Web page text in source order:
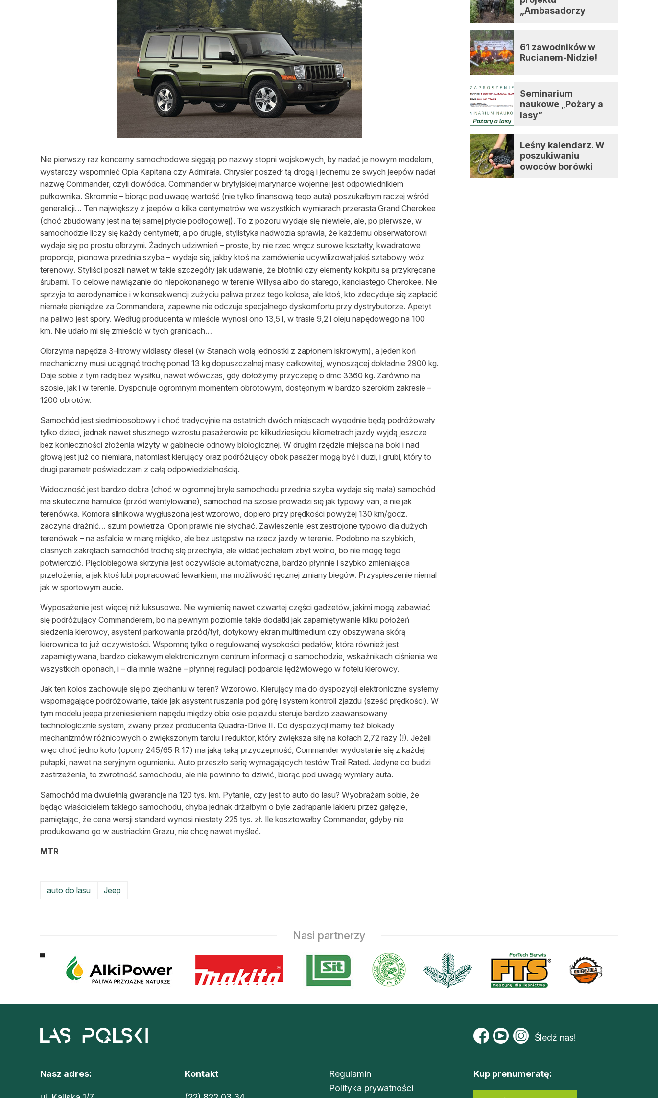
Lasy prywatne
Nie pierwszy raz koncerny samochodowe sięgają po nazwy stopni wojskowych, by nadać je nowym modelom,
wystarczy wspomnieć Opla Kapitana czy Admirała. Chrysler poszedł tą drogą i jednemu ze swych jeepów nadał
nazwę Commander, czyli dowódca. Commander w brytyjskiej marynarce wojennej jest odpowiednikiem
pułkownika. Skromnie – biorąc pod uwagę wartość (nie tylko finansową tego auta) poszukałbym raczej wśród
generalicji… Ten największy z jeepów o kilka centymetrów we wszystkich wymiarach przerasta Grand Cherokee
(choć zbudowany jest na tej samej płycie podłogowej). To z pozoru wydaje się niewiele, ale, po pierwsze, w
samochodzie liczy się każdy centymetr, a po drugie, stylistyka nadwozia sprawia, że każdemu obserwatorowi
wydaje się po prostu olbrzymi. Żadnych udziwnień – proste, by nie rzec wręcz surowe kształty, kwadratowe
proporcje, pionowa przednia szyba – wydaje się, jakby ktoś na zamówienie ucywilizował jakiś sztabowy wóz
terenowy. Styliści poszli nawet w takie szczegóły jak udawanie, że błotniki czy elementy kokpitu są przykręcane
śrubami. To celowe nawiązanie do niepokonanego w terenie Willysa albo do starego, kanciastego Cherokee. Nie
sprzyja to aerodynamice i w konsekwencji zużyciu paliwa przez tego kolosa, ale ktoś, kto zdecyduje się zapłacić
niemałe pieniądze za Commandera, zapewne nie odczuje specjalnego dyskomfortu przy dystrybutorze. Apetyt
na paliwo jest spory. Według producenta w mieście wynosi ono 13,5 l, w trasie 9,2 l oleju napędowego na 100
km. Nie udało mi się zmieścić w tych granicach…
Olbrzyma napędza 3-litrowy widlasty diesel (w Stanach wolą jednostki z zapłonem iskrowym), a jeden koń
mechaniczny musi uciągnąć trochę ponad 13 kg dopuszczalnej masy całkowitej, wynoszącej dokładnie 2900 kg.
Daje sobie z tym radę bez wysiłku, nawet wówczas, gdy dołożymy przyczepę o dmc 3360 kg. Zarówno na
szosie, jak i w terenie. Dysponuje ogromnym momentem obrotowym, dostępnym w bardzo szerokim zakresie –
1200 obrotów.
Samochód jest siedmioosobowy i choć tradycyjnie na ostatnich dwóch miejscach wygodnie będą podróżowały
tylko dzieci, jednak nawet słusznego wzrostu pasażerowie po kilkudziesięciu kilometrach jazdy wyjdą jeszcze
bez konieczności złożenia wizyty w gabinecie odnowy biologicznej. W drugim rzędzie miejsca na boki i nad
głową jest już co niemiara, natomiast kierujący oraz podróżujący obok pasażer mogą być i duzi, i grubi, który to
drugi parametr poświadczam z całą odpowiedzialnością.
Widoczność jest bardzo dobra (choć w ogromnej bryle samochodu przednia szyba wydaje się mała) samochód
ma skuteczne hamulce (przód wentylowane), samochód na szosie prowadzi się jak typowy van, a nie jak
terenówka. Komora silnikowa wygłuszona jest wzorowo, dopiero przy prędkości powyżej 130 km/godz.
zaczyna drażnić… szum powietrza. Opon prawie nie słychać. Zawieszenie jest zestrojone typowo dla dużych
terenówek – na asfalcie w miarę miękko, ale bez ustępstw na rzecz jazdy w terenie. Podobno na szybkich,
ciasnych zakrętach samochód trochę się przechyla, ale widać jechałem zbyt wolno, bo nie mogę tego
potwierdzić. Pięciobiegowa skrzynia jest oczywiście automatyczna, bardzo płynnie i szybko zmieniająca
przełożenia, a jak ktoś lubi popracować lewarkiem, ma możliwość ręcznej zmiany biegów. Przyspieszenie niemal
jak w sportowym aucie.
Wyposażenie jest więcej niż luksusowe. Nie wymienię nawet czwartej części gadżetów, jakimi mogą zabawiać
się podróżujący Commanderem, bo na pewnym poziomie takie dodatki jak zapamiętywanie kilku położeń
siedzenia kierowcy, asystent parkowania przód/tył, dotykowy ekran multimedium czy obszywana skórą
kierownica to już oczywistości. Wspomnę tylko o regulowanej wysokości pedałów, która również jest
zapamiętywana, bardzo ciekawym elektronicznym centrum informacji o samochodzie, wskaźnikach ciśnienia we
wszystkich oponach, i – dla mnie ważne – płynnej regulacji podparcia lędźwiowego w fotelu kierowcy.
Jak ten kolos zachowuje się po zjechaniu w teren? Wzorowo. Kierujący ma do dyspozycji elektroniczne systemy
wspomagające podróżowanie, takie jak asystent ruszania pod górę i system kontroli zjazdu (sześć prędkości). W
tym modelu jeepa przeniesieniem napędu między obie osie pojazdu steruje bardzo zaawansowany
technologicznie system, zwany przez producenta Quadra-Drive II. Do dyspozycji mamy też blokady
mechanizmów różnicowych o zwiększonym tarciu i reduktor, który zwiększa siłę na kołach 2,72 razy (!). Jeżeli
więc choć jedno koło (opony 245/65 R 17) ma jaką taką przyczepność, Commander wydostanie się z każdej
pułapki, nawet na seryjnym ogumieniu. Auto przeszło serię wymagających testów Trail Rated. Jedyne co budzi
zastrzeżenia, to zwrotność samochodu, ale nie powinno to dziwić, biorąc pod uwagę wymiary auta.
Samochód ma dwuletnią gwarancję na 120 tys. km. Pytanie, czy jest to auto do lasu? Wyobrażam sobie, że
będąc właścicielem takiego samochodu, chyba jednak drżałbym o byle zadrapanie lakieru przez gałęzie,
pamiętając, że cena wersji standard wynosi niestety 225 tys. zł. Ile kosztowałby Commander, gdyby nie
produkowano go w austriackim Grazu, nie chcę nawet myśleć.
MTR
auto do lasu Jeep
„Ambasadorzy
61 zawodników w
Rucianem-Nidzie!
Seminarium
naukowe „Pożary a
lasy”
Leśny kalendarz. W
poszukiwaniu
owoców borówki
Nasi partnerzy
Śledź nas!
Nasz adres: Kontakt
Regulamin
Polityka prywatności
Kup prenumeratę: